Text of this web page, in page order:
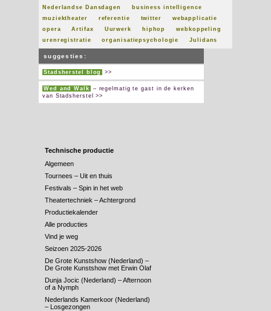
Nederlandse Dansdagen
business intelligence
muziektheater
referentie twitter
webapplicatie
opera
Artifax Uurwerk hiphop
webkoppeling
urenregistratie
organisatiepsychologie Julidans
suggesties:
Stadsherstel blog >>
Wed and Walk
– regelmatig te gast in de kerken
van Stadsherstel >>
Technische productie
Algemeen
Tournees – Uit en thuis
Festivals – Spin in het web
Theatertechniek – Achtergrond
Productiekalender
Alle producties
Vind je weg
Seizoen 2025-2026
De Grote Kunstshow (Nederland) –
De Grote Kunstshow met Erwin Olaf
Dunja Jocic (Nederland) – Afternoon
of a Nymph
Nederlands Kamerkoor (Nederland)
– Losgezongen